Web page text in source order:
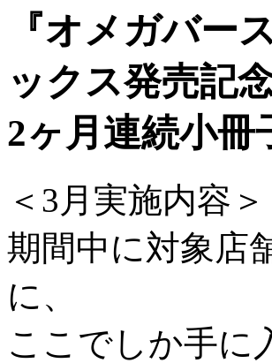
『オメガバー
ックス発売記
2ヶ月連続小
＜3月実施内容＞
期間中に対象店
に、
ここでしか手に